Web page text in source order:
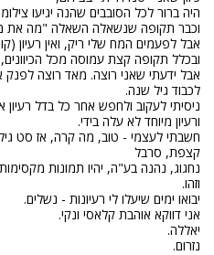
היה ברור לכל הסובבים שהנה יגיעו
וכבר תקופה שנשאלה השאלה "מה את
אבל לפעמים המח שלי ריק, ואין רעיון
ובכלל תקופה קצת עמוסה מכל הכיוונים,
אבל ידעתי שאני רוצה. מאד רוצה
לכבוד גיל שנה.
ניסיתי לעקוב ולחפש אחר כל בדל
ורעיון מיוחד לא עלה בידי.
חשבתי לעצמי - טוב, מה קרה, אז סט גיל
קצפת, סרבל
נחגוג, נהנה בע"ה, יהיו תמונות
וזהו.
יבואו ימים שיעלו לי רעיונות - נשלים.
אני דווקא אוהבת קלאסי ונקי.
יאללה.
נזרום.